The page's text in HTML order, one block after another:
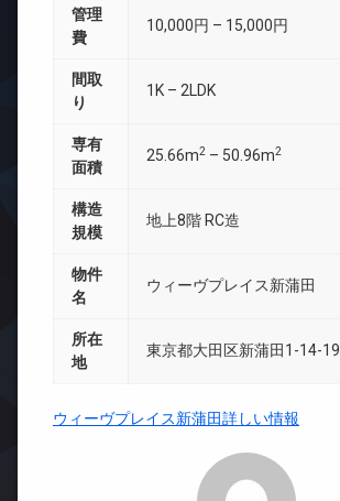
管理
費
10,000円 – 15,000円
間取
り
1K – 2LDK
専有
面積
25.66m2 – 50.96m2
構造
規模
地上8階 RC造
物件
名
ウィーヴプレイス新蒲田
所在
地
東京都大田区新蒲田1-14-19
ウィーヴプレイス新蒲田詳しい情報